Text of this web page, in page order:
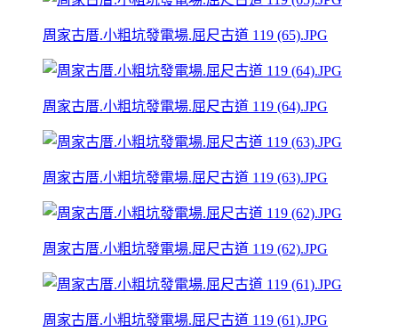
周家古厝.小粗坑發電場.屈尺古道 119 (65).JPG
周家古厝.小粗坑發電場.屈尺古道 119 (64).JPG
周家古厝.小粗坑發電場.屈尺古道 119 (63).JPG
周家古厝.小粗坑發電場.屈尺古道 119 (62).JPG
周家古厝.小粗坑發電場.屈尺古道 119 (61).JPG